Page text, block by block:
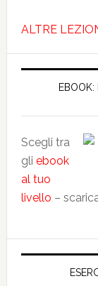
ALTRE
Scegli tra
gli ebook
al tuo
livello –